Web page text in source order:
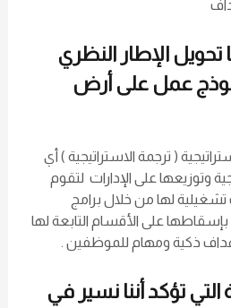
الإطار النظري
عمل على أرض
( ترجمة الاستراتيجية ) أي
وتوزيعها على الإدارات لتقوم
تشغيلية لها من خلال برامج
على الأقسام التابعة لها
أهداف ذكية ومهام للموظفين .
تؤكد أننا نسير في